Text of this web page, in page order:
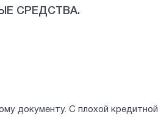
СРЕДСТВА.
документу. С плохой кредитной